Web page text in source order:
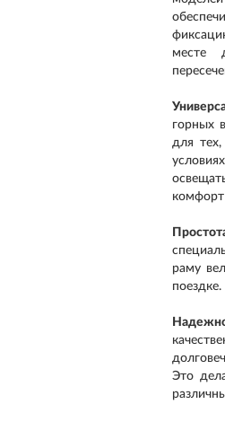
месте
горных
для
комфорт
раму
поездке.
Это